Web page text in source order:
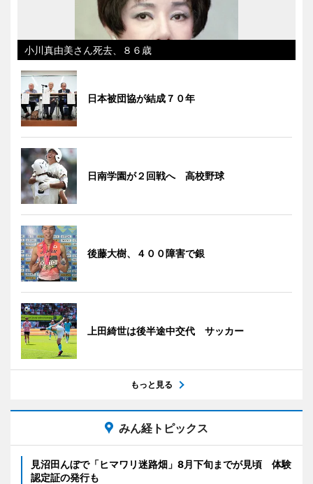
小川真由美さん死去、８６歳
日本被団協が結成７０年
日南学園が２回戦へ 高校野球
後藤大樹、４００障害で銀
上田綺世は後半途中交代 サッカー
もっと見る
みん経トピックス
見沼田んぼで「ヒマワリ迷路畑」8月下旬までが見頃 体験
認定証の発行も